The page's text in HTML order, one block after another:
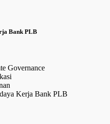
Bank PLB
Governance
Kerja Bank PLB